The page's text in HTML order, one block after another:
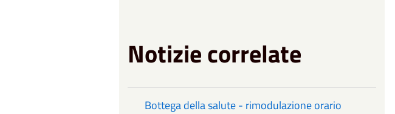
Notizie correlate
Bottega della salute - rimodulazione orario